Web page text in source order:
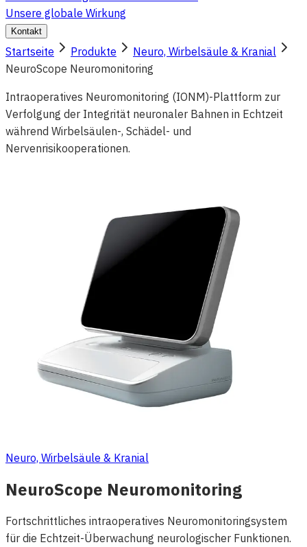
Unsere globale Wirkung
Kontakt
Startseite Produkte
Neuro, Wirbelsäule & Kranial
NeuroScope Neuromonitoring
Intraoperatives Neuromonitoring (IONM)-Plattform zur
Verfolgung der Integrität neuronaler Bahnen in Echtzeit
während Wirbelsäulen-, Schädel- und
Nervenrisikooperationen.
Neuro, Wirbelsäule & Kranial
NeuroScope Neuromonitoring
Fortschrittliches intraoperatives Neuromonitoringsystem
für die Echtzeit-Überwachung neurologischer Funktionen.